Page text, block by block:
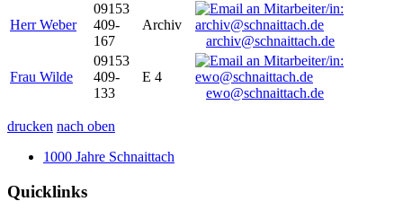
Herr Weber
09153
409-
167
Archiv
archiv@schnaittach.de
Frau Wilde
09153
409-
133
E 4
ewo@schnaittach.de
drucken nach oben
1000 Jahre Schnaittach
Quicklinks